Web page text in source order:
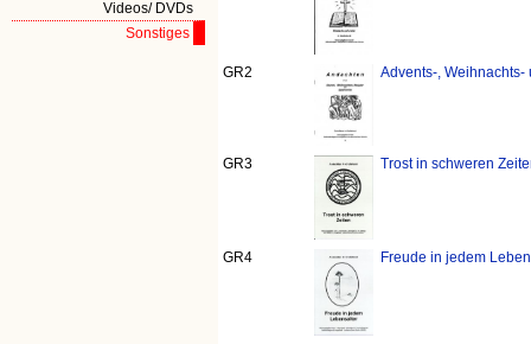
Videos/ DVDs
Sonstiges
GR2 Advents-,
GR3 Trost in schweren
GR4 Freude in jedem